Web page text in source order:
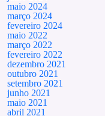
maio 2024
março 2024
fevereiro 2024
maio 2022
março 2022
fevereiro 2022
dezembro 2021
outubro 2021
setembro 2021
junho 2021
maio 2021
abril 2021